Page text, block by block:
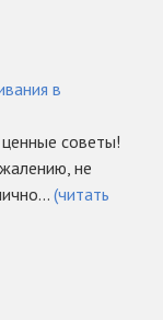
в
советы!
не
(читать